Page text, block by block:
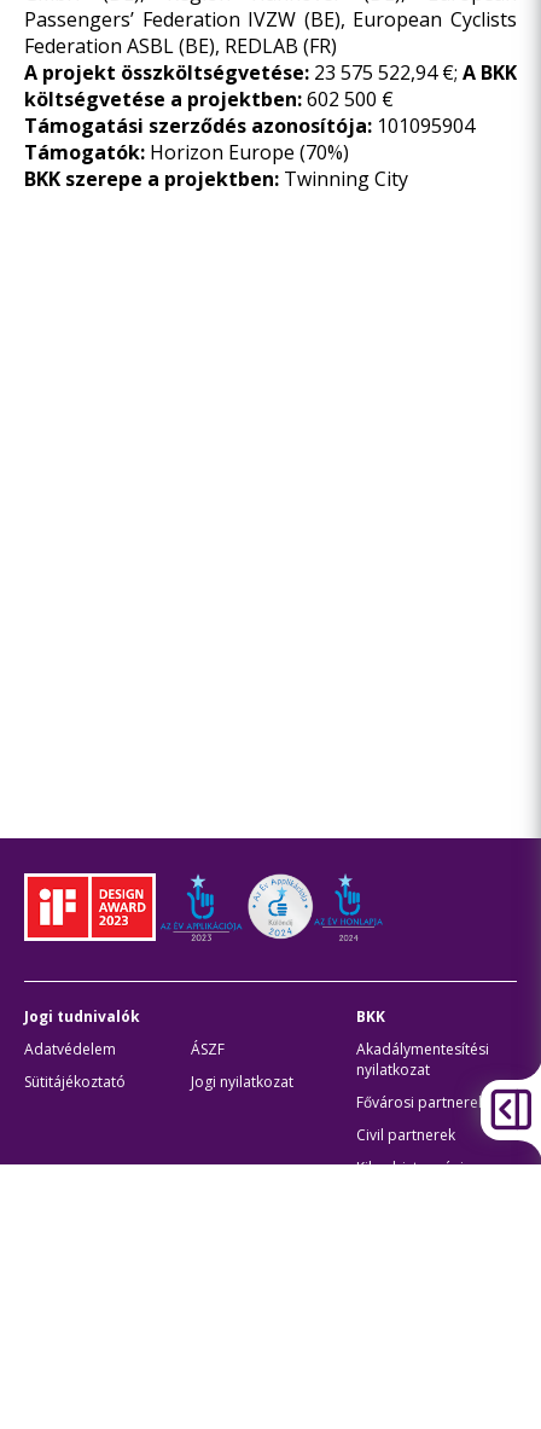
Passengers’ Federation IVZW (BE), European Cyclists
Federation ASBL (BE), REDLAB (FR)
A projekt összköltségvetése: 23 575 522,94 €; A BKK
költségvetése a projektben:602 500 €
Támogatási szerződés azonosítója: 101095904
Támogatók: Horizon Europe (70%)
BKK szerepe a projektben: Twinning City
Jogi tudnivalók
Adatvédelem
ÁSZF
Sütitájékoztató
Jogi nyilatkozat
BKK
Akadálymentesítési
nyilatkozat
Fővárosi partnerek
Civil partnerek
Kiberbiztonsági